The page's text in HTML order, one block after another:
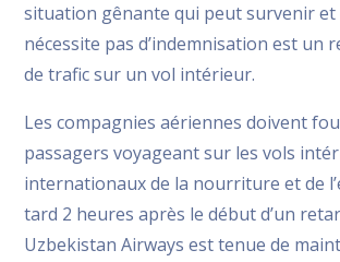
situation gênante qui peut survenir et
nécessite pas d’indemnisation est un
de trafic sur un vol intérieur.
Les compagnies aériennes doivent
passagers voyageant sur les vols
internationaux de la nourriture et de
tard 2 heures après le début d’un
Uzbekistan Airways est tenue de